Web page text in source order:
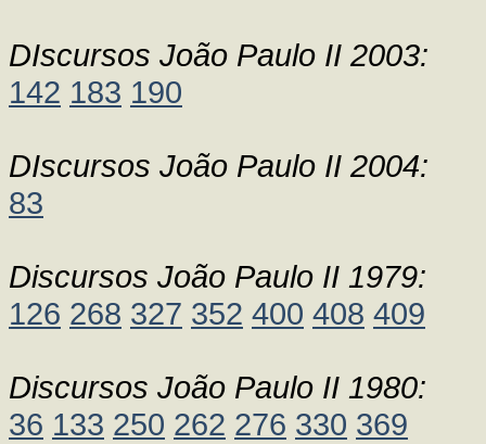
DIscursos João Paulo II 2003:
142 183 190
DIscursos João Paulo II 2004:
83
Discursos João Paulo II 1979:
126 268 327 352 400 408 409
Discursos João Paulo II 1980:
36 133 250 262 276 330 369